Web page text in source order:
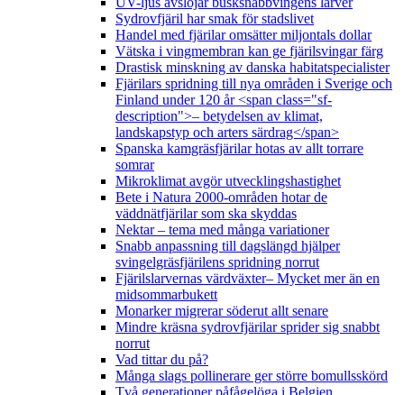
Sydrovfjäril har smak för stadslivet
Handel med fjärilar omsätter miljontals dollar
Vätska i vingmembran kan ge fjärilsvingar färg
Drastisk minskning av danska habitatspecialister
Fjärilars spridning till nya områden i Sverige och
Finland under 120 år <span class="sf-
description">– betydelsen av klimat,
landskapstyp och arters särdrag</span>
Spanska kamgräsfjärilar hotas av allt torrare
somrar
Mikroklimat avgör utvecklingshastighet
Bete i Natura 2000-områden hotar de
väddnätfjärilar som ska skyddas
Nektar – tema med många variationer
Snabb anpassning till dagslängd hjälper
svingelgräsfjärilens spridning norrut
Fjärilslarvernas värdväxter– Mycket mer än en
midsommarbukett
Monarker migrerar söderut allt senare
Mindre kräsna sydrovfjärilar sprider sig snabbt
norrut
Vad tittar du på?
Många slags pollinerare ger större bomullsskörd
Två generationer påfågelöga i Belgien